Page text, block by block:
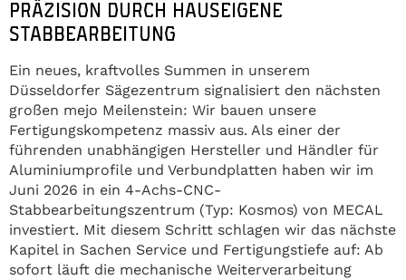
PRÄZISION DURCH HAUSEIGENE
STABBEARBEITUNG
Ein neues, kraftvolles Summen in unserem
Düsseldorfer Sägezentrum signalisiert den nächsten
großen mejo Meilenstein: Wir bauen unsere
Fertigungskompetenz massiv aus. Als einer der
führenden unabhängigen Hersteller und Händler für
Aluminiumprofile und Verbundplatten haben wir im
Juni 2026 in ein 4-Achs-CNC-
Stabbearbeitungszentrum (Typ: Kosmos) von MECAL
investiert. Mit diesem Schritt schlagen wir das nächste
Kapitel in Sachen Service und Fertigungstiefe auf: Ab
sofort läuft die mechanische Weiterverarbeitung